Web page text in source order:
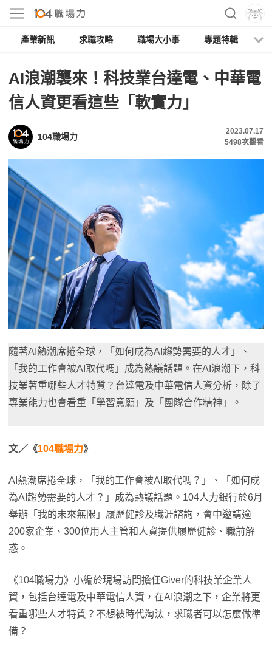
產業新訊 求職攻略 職場大小事 專題特輯
AI浪潮襲來！科技業台達電、中華電
信人資更看這些「軟實力」
104職場力
2023.07.17
5498次觀看
隨著AI熱潮席捲全球，「如何成為AI趨勢需要的人才」、
「我的工作會被AI取代嗎」成為熱議話題。在AI浪潮下，科
技業著重哪些人才特質？台達電及中華電信人資分析，除了
專業能力也會看重「學習意願」及「團隊合作精神」。
文／《104職場力》
AI熱潮席捲全球，「我的工作會被AI取代嗎？」、「如何成
為AI趨勢需要的人才？」成為熱議話題。104人力銀行於6月
舉辦「我的未來無限」履歷健診及職涯諮詢，會中邀請逾
200家企業、300位用人主管和人資提供履歷健診、職前解
惑。
《104職場力》小編於現場訪問擔任Giver的科技業企業人
資，包括台達電及中華電信人資，在AI浪潮之下，企業將更
看重哪些人才特質？不想被時代淘汰，求職者可以怎麼做準
備？